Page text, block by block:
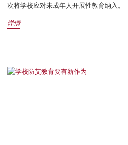
次将学校应对未成年人开展性教育纳入。
详情